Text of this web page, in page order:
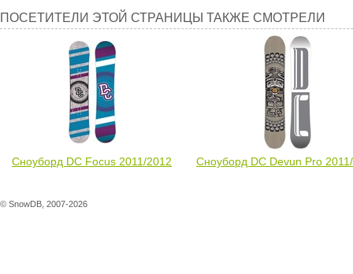
Посетители
этой
ПОСЕТИТЕЛИ ЭТОЙ СТРАНИЦЫ ТАКЖЕ СМОТРЕЛИ
Сноуборд DC Focus 2011/2012 Сноуборд DC Devun Pro
© SnowDB, 2007-2026